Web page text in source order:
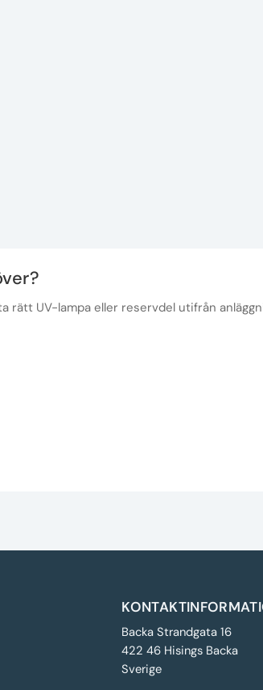
rätt UV-lampa eller reservdel utifrån
Backa Strandgata 16
422 46 Hisings Backa
Sverige